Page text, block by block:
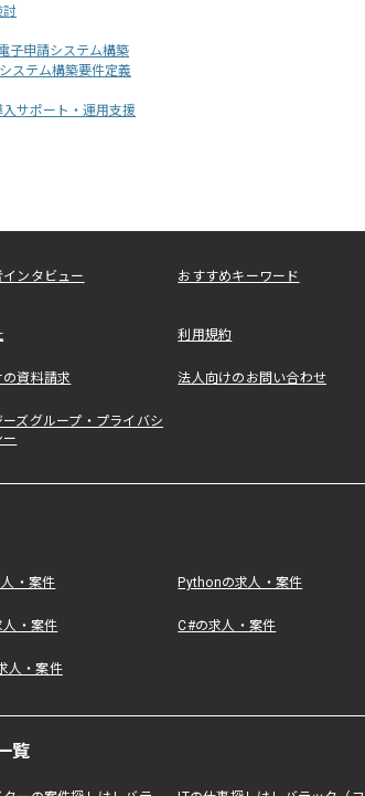
討
子申請システム構築
ステム構築要件定義
入サポート・運用支援
インタビュー おすすめキーワード
利用規約
資料請求 法人向けのお問い合わせ
ーズグループ・プライバシ
ー
人・案件 Pythonの求人・案件
人・案件 C#の求人・案件
人・案件
覧